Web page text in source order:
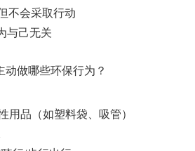
不会采取行动
与己无关
动做哪些环保行为？
用品（如塑料袋、吸管）